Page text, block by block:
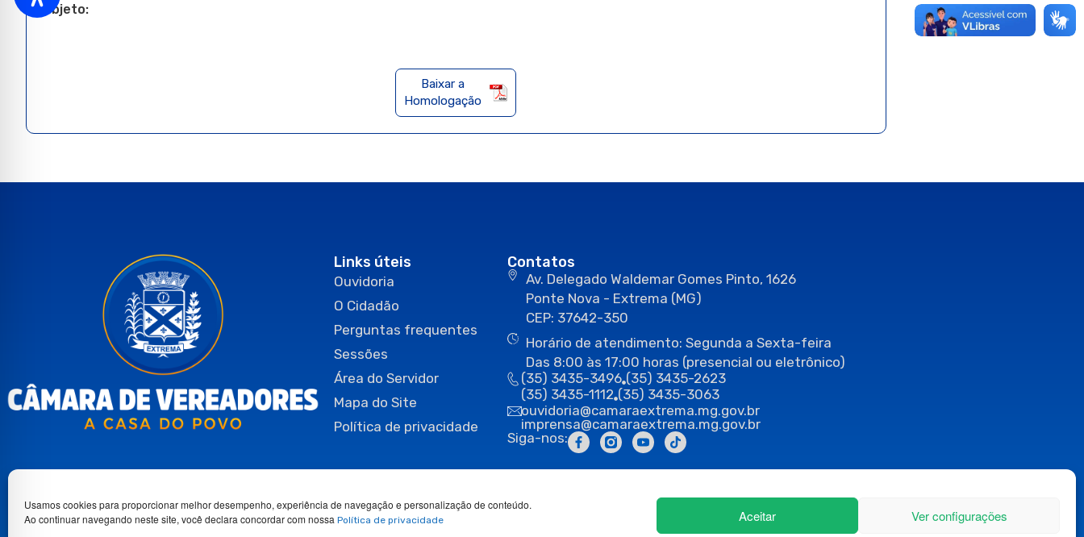
Usamos cookies para proporcionar melhor desempenho, experiência de navegação e personalização de conteúdo.
Ao continuar navegando neste site, você declara concordar com nossa Política de privacidade Aceitar Ver configurações
Objeto:
Baixar a
Homologação
Links úteis
Ouvidoria
O Cidadão
Perguntas frequentes
Sessões
Área do Servidor
Mapa do Site
Política de privacidade
Contatos
Av. Delegado Waldemar Gomes Pinto, 1626
Ponte Nova - Extrema (MG)
CEP: 37642-350
Horário de atendimento: Segunda a Sexta-feira
Das 8:00 às 17:00 horas (presencial ou eletrônico)
(35) 3435-3496 (35) 3435-2623
(35) 3435-1112 (35) 3435-3063
ouvidoria@camaraextrema.mg.gov.br
imprensa@camaraextrema.mg.gov.br
Siga-nos: